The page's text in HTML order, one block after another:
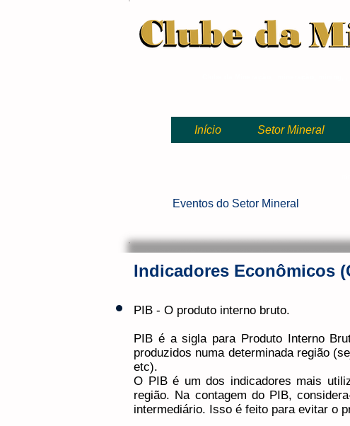
Início Setor Mineral
Eventos do Setor Mineral
Indicadores Econômicos
PIB - O produto interno bruto.
PIB é a sigla para Produto Interno
produzidos numa determinada região
etc).
O PIB é um dos indicadores mais
região. Na contagem do PIB,
intermediário. Isso é feito para evitar o